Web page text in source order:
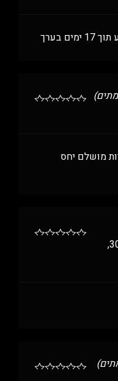
בערך
מושלם יחס
דצמבר 30,